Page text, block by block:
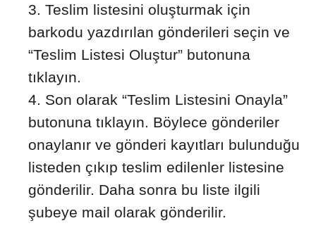
Teslim listesini oluşturmak için
barkodu yazdırılan gönderileri seçin ve
“Teslim Listesi Oluştur” butonuna
tıklayın.
Son olarak “Teslim Listesini Onayla”
butonuna tıklayın. Böylece gönderiler
onaylanır ve gönderi kayıtları bulunduğu
listeden çıkıp teslim edilenler listesine
gönderilir. Daha sonra bu liste ilgili
şubeye mail olarak gönderilir.